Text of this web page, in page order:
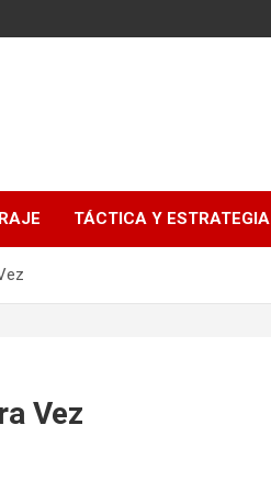
TÁCTICA Y ESTRATEGIA
Vez